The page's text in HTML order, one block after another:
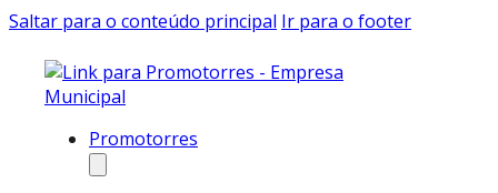
Saltar para o conteúdo principal Ir para o footer
Promotorres